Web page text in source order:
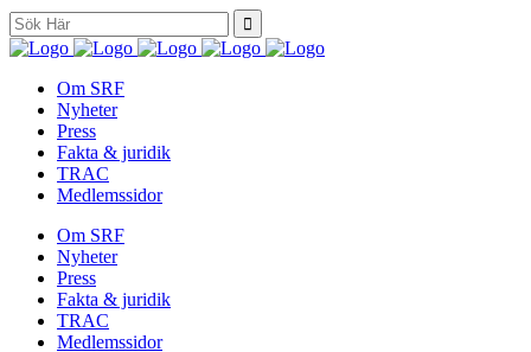
Search
for:
Om SRF
Nyheter
Press
Fakta & juridik
TRAC
Medlemssidor
Om SRF
Nyheter
Press
Fakta & juridik
TRAC
Medlemssidor